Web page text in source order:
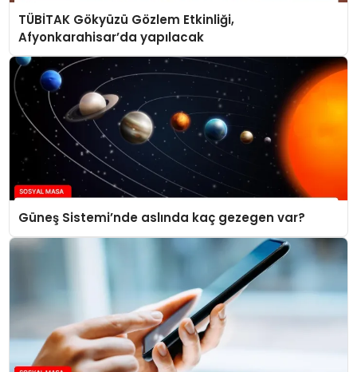
TÜBİTAK Gökyüzü Gözlem Etkinliği,
Afyonkarahisar’da yapılacak
Güneş Sistemi’nde aslında kaç gezegen var?